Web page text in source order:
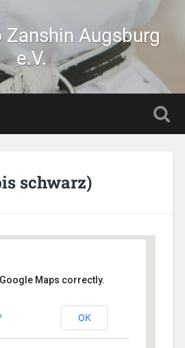
Zanshin Augsburg
e.V.
schwarz)
Maps correctly.
OK